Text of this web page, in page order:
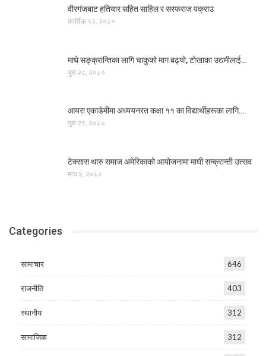
वीरगंजबाट हतियार सहित साहिल र सरफराज पक्राउ
कार्तिक १२, २०८०
माघे सङ्क्रान्तिका लागि चाकुको माग बढ्यो, टोखाका उद्यमीलाई…
पुस २८, २०८०
आयरा एकाडेमीमा अध्ययनरत कक्षा ११ का विद्यार्थीहरूका लागि…
पुस २९, २०८०
टेक्सास थारु समाज अमेरिकाको आयोजनामा माघी सन्क्रान्ती उत्सव
माघ ४, २०८०
Categories
सामाचार 646
राजनीति 403
स्थानीय 312
सामाजिक 312